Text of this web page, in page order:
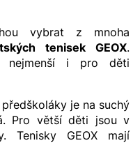
vybrat z mnoha
tenisek GEOX.
nejmenší i pro děti
je na suchý
Pro větší děti jsou v
Tenisky GEOX mají